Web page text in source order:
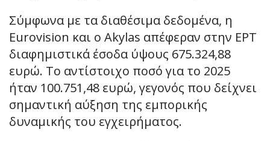
Σύμφωνα με τα διαθέσιμα δεδομένα, η
Eurovision και ο Akylas απέφεραν στην ΕΡΤ
διαφημιστικά έσοδα ύψους 675.324,88
ευρώ. Το αντίστοιχο ποσό για το 2025
ήταν 100.751,48 ευρώ, γεγονός που δείχνει
σημαντική αύξηση της εμπορικής
δυναμικής του εγχειρήματος.